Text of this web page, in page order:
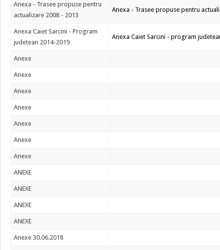
Anexa - Trasee propuse pentru
actualizare 2008 - 2013
Anexa - Trasee propuse pentru
Anexa Caiet Sarcini - Program
judetean 2014-2019
Anexa Caiet Sarcini - program
Anexe
Anexe
Anexe
Anexe
Anexe
Anexe
Anexe
ANEXE
ANEXE
ANEXE
ANEXE
Anexe 30.06.2018